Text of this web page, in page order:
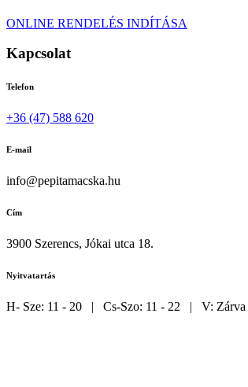
ONLINE RENDELÉS INDÍTÁSA
Kapcsolat
Telefon
+36 (47) 588 620
E-mail
info@pepitamacska.hu
Cím
3900 Szerencs, Jókai utca 18.
Nyitvatartás
H- Sze: 11 - 20 | Cs-Szo: 11 - 22 | V: Zárva